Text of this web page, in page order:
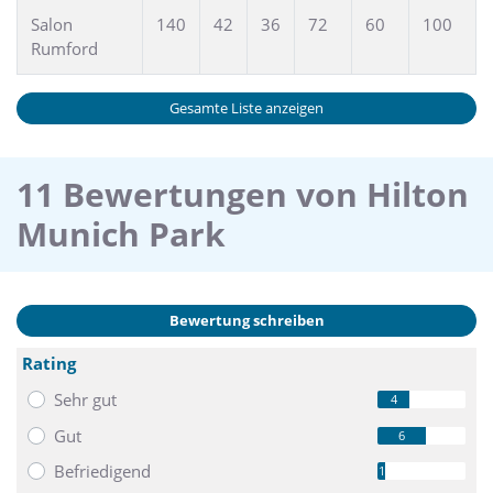
Salon
Rumford
140 42 36 72 60 100
Gesamte Liste anzeigen
11 Bewertungen von Hilton
Munich Park
Bewertung schreiben
Rating
Sehr gut
4
Gut 6
Befriedigend 1